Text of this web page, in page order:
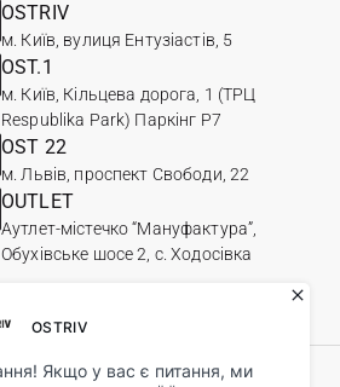
OSTRIV
м. Київ, вулиця Ентузіастів, 5
OST.1
м. Київ, Кільцева дорога, 1 (ТРЦ
Respublika Park) Паркінг Р7
OST 22
м. Львів, проспект Свободи, 22
OUTLET
Аутлет-містечко “Мануфактура”,
Обухівське шосе 2, с. Ходосівка